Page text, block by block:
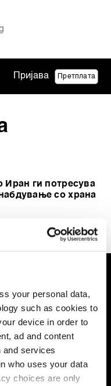
your personal data,
such as cookies to
device in order to
ad and content
and services
who uses your data
choices are only
Пријава Претплата
Иран ги потресува
со храна
Претплатете се на
билтенот